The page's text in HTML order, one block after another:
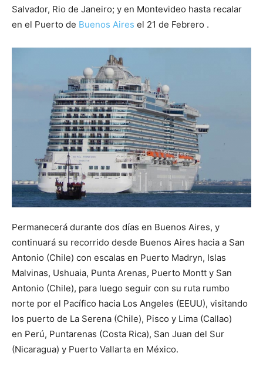
Salvador, Rio de Janeiro; y en Montevideo hasta recalar
en el Puerto de Buenos Aires el 21 de Febrero .
Permanecerá durante dos días en Buenos Aires, y
continuará su recorrido desde Buenos Aires hacia a San
Antonio (Chile) con escalas en Puerto Madryn, Islas
Malvinas, Ushuaia, Punta Arenas, Puerto Montt y San
Antonio (Chile), para luego seguir con su ruta rumbo
norte por el Pacífico hacia Los Angeles (EEUU), visitando
los puerto de La Serena (Chile), Pisco y Lima (Callao)
en Perú, Puntarenas (Costa Rica), San Juan del Sur
(Nicaragua) y Puerto Vallarta en México.